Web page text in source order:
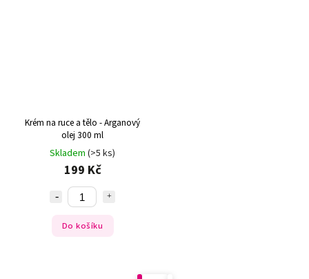
Krém na ruce a tělo - Arganový
olej 300 ml
Skladem (>5 ks)
199 Kč
Do košíku